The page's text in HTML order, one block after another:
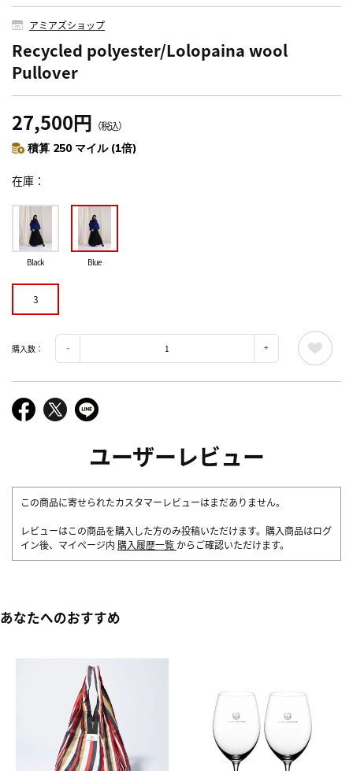
アミアズショップ
Recycled polyester/Lolopaina wool
Pullover
27,500円 （税込）
積算 250 マイル (1倍)
在庫
Black Blue
3
購入数：
ユーザーレビュー
この商品に寄せられたカスタマーレビューはまだありません。
レビューはこの商品を購入した方のみ投稿いただけます。購入商品はログ
イン後、マイページ内 購入履歴一覧 からご確認いただけます。
あなたへのおすすめ